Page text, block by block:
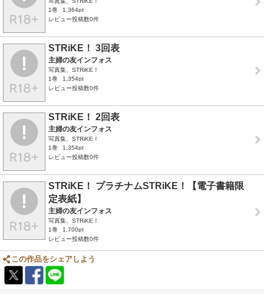
1巻
1,364pt
レビュー投稿数0件
STRiKE！ 3回表
主婦の友インフォス
写真集、STRiKE！
1巻
1,354pt
レビュー投稿数0件
STRiKE！ 2回表
主婦の友インフォス
写真集、STRiKE！
1巻
1,354pt
レビュー投稿数0件
STRiKE！ プラチナムSTRiKE！【電子書籍限
定表紙】
主婦の友インフォス
写真集、STRiKE！
1巻
1,700pt
レビュー投稿数0件
この作品をシェアしよう